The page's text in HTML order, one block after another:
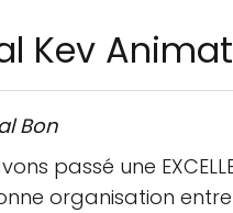
Kev
Bon
passé une
organisation